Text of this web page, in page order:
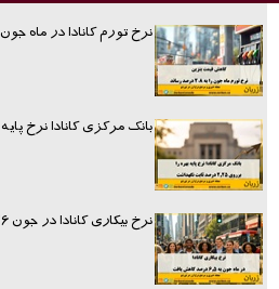
نرخ تورم کانادا در ماه
بانک مرکزی کانادا نرخ
نرخ بیکاری کانادا در جون ۲۰۲۶ کاهش یافت